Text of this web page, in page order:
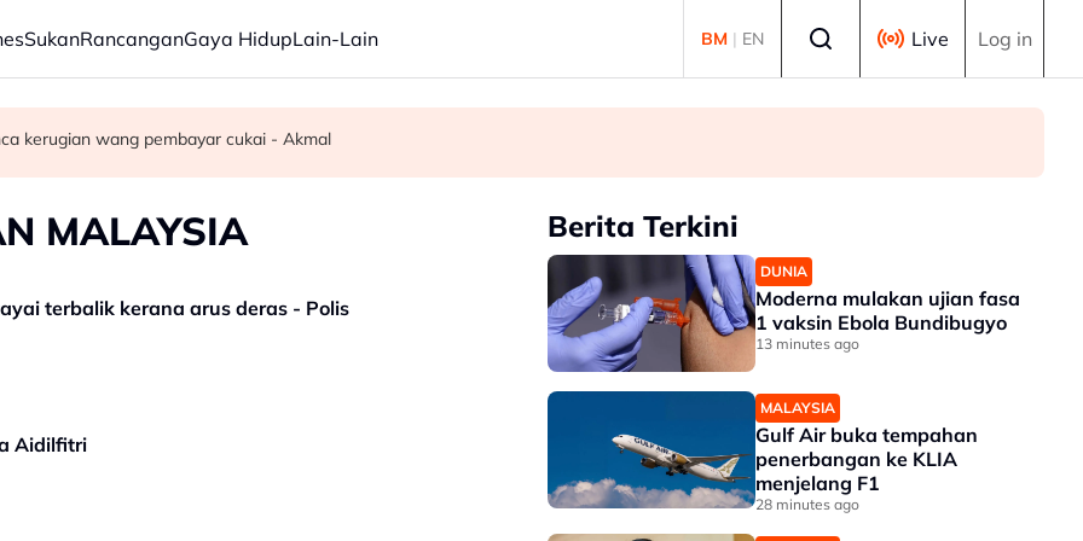
SukanRancanganGaya HidupLain-Lain BM | EN Live Log in
menjelang F1
kerugian wang pembayar cukai - Akmal
MALAYSIA
terbalik kerana arus deras - Polis
Aidilfitri
Berita Terkini
DUNIA
Moderna mulakan ujian fasa
1 vaksin Ebola Bundibugyo
13 minutes ago
MALAYSIA
Gulf Air buka tempahan
penerbangan ke KLIA
menjelang F1
28 minutes ago